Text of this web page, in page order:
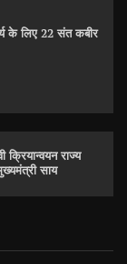
के लिए 22 संत कबीर
राज्य
साय